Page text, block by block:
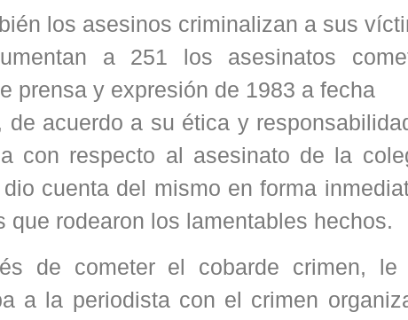
los asesinos criminalizan a sus
a 251 los asesinatos
prensa y expresión de 1983 a fecha
de acuerdo a su ética y
con respecto al asesinato de la
cuenta del mismo en forma
rodearon los lamentables hechos.
de cometer el cobarde crimen, le
a la periodista con el crimen